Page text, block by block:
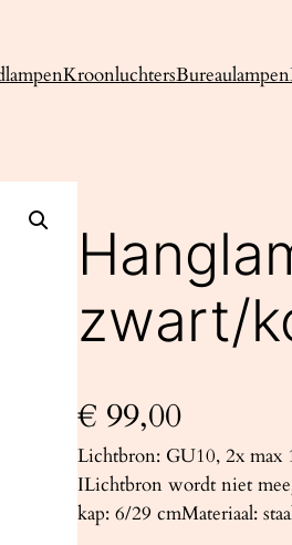
KroonluchtersBureaulampen
zwart/
€ 99,00
Lichtbron: GU10, 2x max
ILichtbron wordt niet
kap: 6/29 cmMateriaal: